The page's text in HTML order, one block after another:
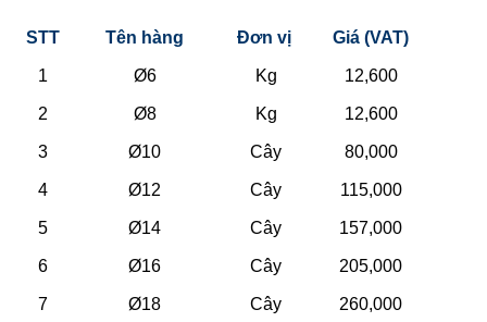
STT Tên hàng Đơn vị Giá (VAT)
1 Ø6 Kg 12,600
2 Ø8 Kg 12,600
3 Ø10 Cây 80,000
4 Ø12 Cây 115,000
5 Ø14 Cây 157,000
6 Ø16 Cây 205,000
7 Ø18 Cây 260,000